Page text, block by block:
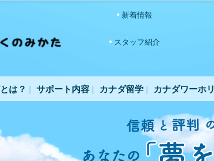
新着情報
スタッフ紹介
は？ サポート内容 カナダ留学 カナダワーホリ